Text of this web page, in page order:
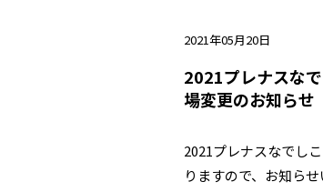
2021年05月20日
2021プレナスな
場変更のお知らせ
2021プレナスなでし
りますので、お知らせ